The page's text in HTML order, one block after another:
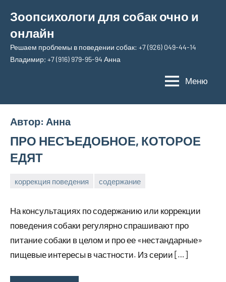
содержимому
Зоопсихологи для собак очно и
онлайн
Решаем проблемы в поведении собак: +7 (926) 049-44-14
Владимир; +7 (916) 979-95-94 Анна
Меню
Автор: Анна
ПРО НЕСЪЕДОБНОЕ, КОТОРОЕ
ЕДЯТ
коррекция поведения содержание
2026
Анна
На консультациях по содержанию или коррекции
поведения собаки регулярно спрашивают про
питание собаки в целом и про ее «нестандарные»
пищевые интересы в частности. Из серии […]